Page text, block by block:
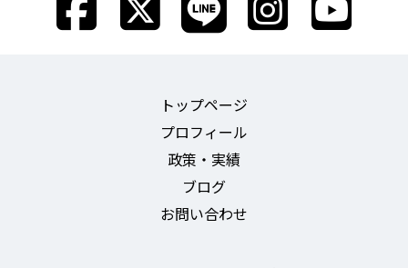
トップページ
プロフィール
政策・実績
ブログ
お問い合わせ